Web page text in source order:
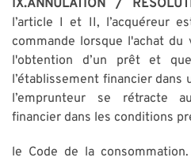
IX.ANNULATION /
l’article I et II, l’acquéreur
commande lorsque l'achat
l'obtention d’un prêt et
l’établissement financier dans
l’emprunteur se rétracte
financier dans les conditions
le Code de la